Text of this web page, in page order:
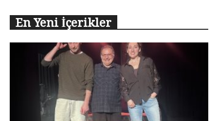
En Yeni İçerikler